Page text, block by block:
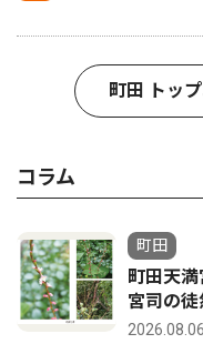
町田 トッ
コラム
町田
町田天
宮司の
2026.08.06